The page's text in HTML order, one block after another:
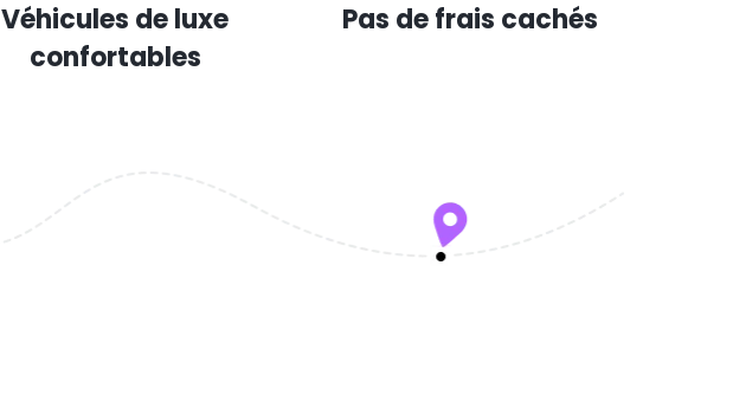
Véhicules de luxe
confortables
Pas de frais cachés